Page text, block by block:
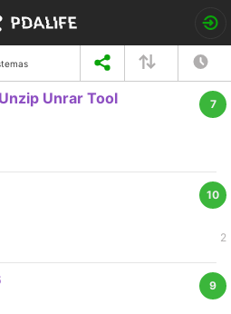
7
Unrar Tool
10
2
9